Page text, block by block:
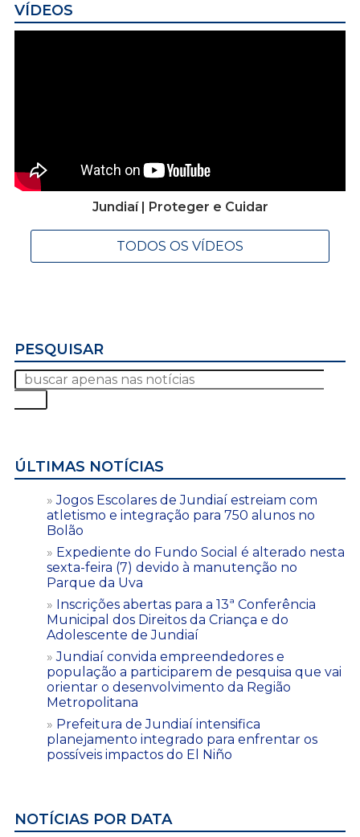
VÍDEOS
Jundiaí | Proteger e Cuidar
TODOS OS VÍDEOS
PESQUISAR
ÚLTIMAS NOTÍCIAS
Jogos Escolares de Jundiaí estreiam com
atletismo e integração para 750 alunos no
Bolão
Expediente do Fundo Social é alterado nesta
sexta-feira (7) devido à manutenção no
Parque da Uva
Inscrições abertas para a 13ª Conferência
Municipal dos Direitos da Criança e do
Adolescente de Jundiaí
Jundiaí convida empreendedores e
população a participarem de pesquisa que vai
orientar o desenvolvimento da Região
Metropolitana
Prefeitura de Jundiaí intensifica
planejamento integrado para enfrentar os
possíveis impactos do El Niño
NOTÍCIAS POR DATA